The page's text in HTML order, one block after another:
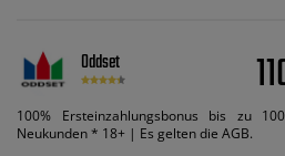
Oddset
100% Ersteinzahlungsbonus bis zu
Neukunden * 18+ | Es gelten die AGB.